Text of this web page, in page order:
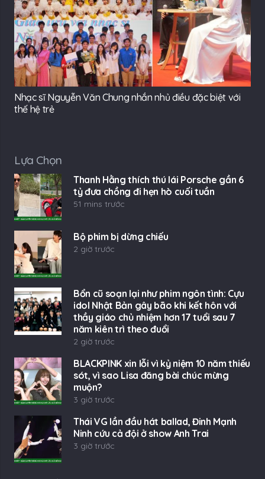
Nhạc sĩ Nguyễn Văn Chung nhắn nhủ điều đặc biệt với
thế hệ trẻ
Lựa Chọn
Thanh Hằng thích thú lái Porsche gần 6
tỷ đưa chồng đi hẹn hò cuối tuần
51 mins trước
Bộ phim bị dừng chiếu
2 giờ trước
Bổn cũ soạn lại như phim ngôn tình: Cựu
idol Nhật Bản gây bão khi kết hôn với
thầy giáo chủ nhiệm hơn 17 tuổi sau 7
năm kiên trì theo đuổi
2 giờ trước
BLACKPINK xin lỗi vì kỷ niệm 10 năm thiếu
sót, vì sao Lisa đăng bài chúc mừng
muộn?
3 giờ trước
Thái VG lần đầu hát ballad, Đinh Mạnh
Ninh cứu cả đội ở show Anh Trai
3 giờ trước